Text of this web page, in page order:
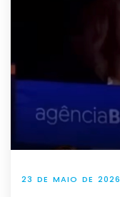
23 DE MAIO DE 2026